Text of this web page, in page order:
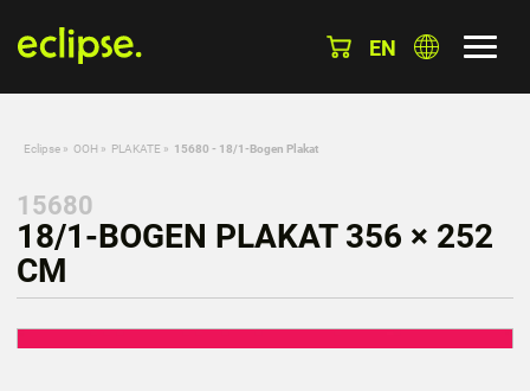
EN
Eclipse » OOH » PLAKATE » 15680 - 18/1-Bogen Plakat
15680
18/1-BOGEN PLAKAT 356 × 252
CM